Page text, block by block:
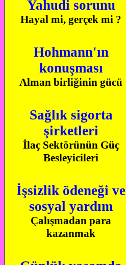
Yahudi sorunu
Hayal mi, gerçek mi ?
Hohmann'ın
konuşması
Alman birliğinin gücü
Sağlık sigorta
şirketleri
İlaç Sektörünün Güç
Besleyicileri
İşsizlik ödeneği ve
sosyal yardım
Çalışmadan para
kazanmak